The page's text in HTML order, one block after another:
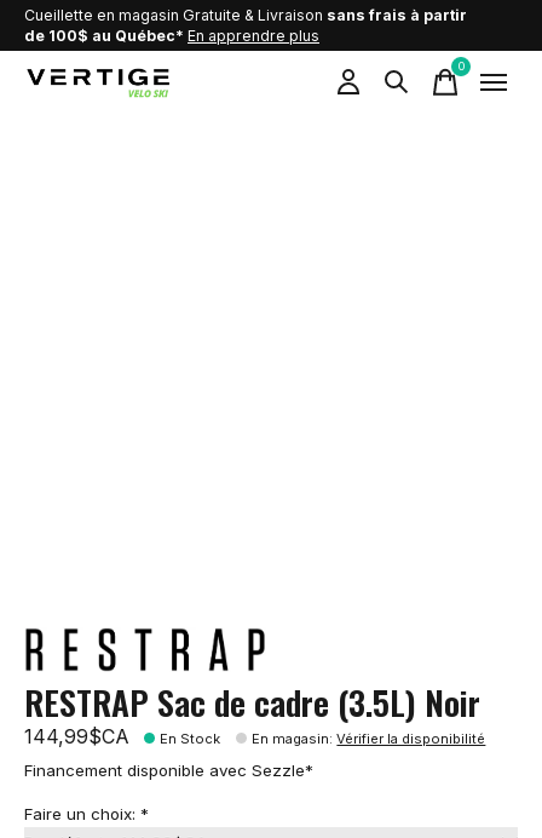
Cueillette en magasin Gratuite & Livraison sans frais à partir
de 100$ au Québec* En apprendre plus
0items
RESTRAP Sac de cadre (3.5L) Noir
144,99$CA En Stock En magasin:Vérifier la disponibilité
Financement disponible avec Sezzle*
Faire un choix: *